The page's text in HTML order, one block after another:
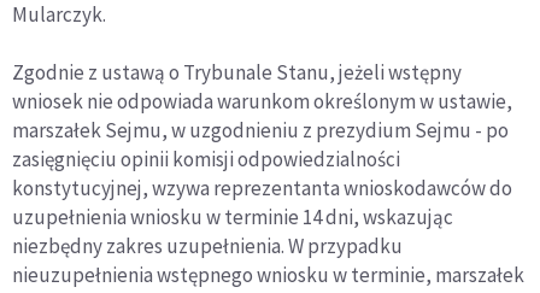
Mularczyk.
Zgodnie z ustawą o Trybunale Stanu, jeżeli wstępny
wniosek nie odpowiada warunkom określonym w ustawie,
marszałek Sejmu, w uzgodnieniu z prezydium Sejmu - po
zasięgnięciu opinii komisji odpowiedzialności
konstytucyjnej, wzywa reprezentanta wnioskodawców do
uzupełnienia wniosku w terminie 14 dni, wskazując
niezbędny zakres uzupełnienia. W przypadku
nieuzupełnienia wstępnego wniosku w terminie, marszałek